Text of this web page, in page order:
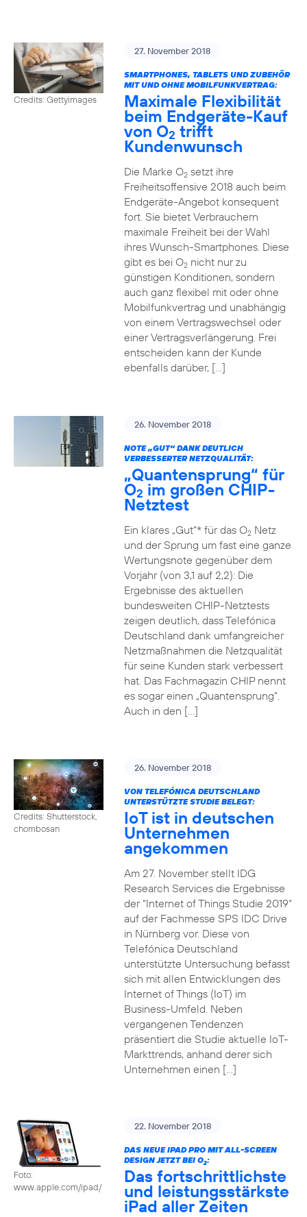
Credits: Gettyimages
27. November 2018
SMARTPHONES, TABLETS UND ZUBEHÖR
MIT UND OHNE MOBILFUNKVERTRAG:
Maximale Flexibilität
beim Endgeräte-Kauf
von O2 trifft
Kundenwunsch
Die Marke O2setzt ihre
Freiheitsoffensive 2018 auch beim
Endgeräte-Angebot konsequent
fort. Sie bietet Verbrauchern
maximale Freiheit bei der Wahl
ihres Wunsch-Smartphones. Diese
gibt es bei O2nicht nur zu
günstigen Konditionen, sondern
auch ganz flexibel mit oder ohne
Mobilfunkvertrag und unabhängig
von einem Vertragswechsel oder
einer Vertragsverlängerung. Frei
entscheiden kann der Kunde
ebenfalls darüber, […]
26. November 2018
NOTE „GUT“ DANK DEUTLICH
VERBESSERTER NETZQUALITÄT:
„Quantensprung“ für
O2 im großen CHIP-
Netztest
Ein klares „Gut“* für das O2Netz
und der Sprung um fast eine ganze
Wertungsnote gegenüber dem
Vorjahr (von 3,1 auf 2,2): Die
Ergebnisse des aktuellen
bundesweiten CHIP-Netztests
zeigen deutlich, dass Telefónica
Deutschland dank umfangreicher
Netzmaßnahmen die Netzqualität
für seine Kunden stark verbessert
hat. Das Fachmagazin CHIP nennt
es sogar einen „Quantensprung“.
Auch in den […]
Credits: Shutterstock,
chombosan
26. November 2018
VON TELEFÓNICA DEUTSCHLAND
UNTERSTÜTZTE STUDIE BELEGT:
IoT ist in deutschen
Unternehmen
angekommen
Am 27. November stellt IDG
Research Services die Ergebnisse
der “Internet of Things Studie 2019“
auf der Fachmesse SPS IDC Drive
in Nürnberg vor. Diese von
Telefónica Deutschland
unterstützte Untersuchung befasst
sich mit allen Entwicklungen des
Internet of Things (IoT) im
Business-Umfeld. Neben
vergangenen Tendenzen
präsentiert die Studie aktuelle IoT-
Markttrends, anhand derer sich
Unternehmen einen […]
Foto:
www.apple.com/ipad/
22. November 2018
DAS NEUE IPAD PRO MIT ALL-SCREEN
DESIGN JETZT BEI O2:
Das fortschrittlichste
und leistungsstärkste
iPad aller Zeiten